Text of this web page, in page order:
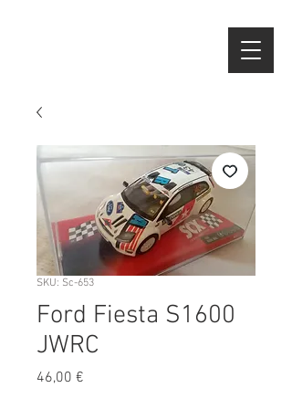
SKU: Sc-653
Ford Fiesta S1600
JWRC
46,00 €